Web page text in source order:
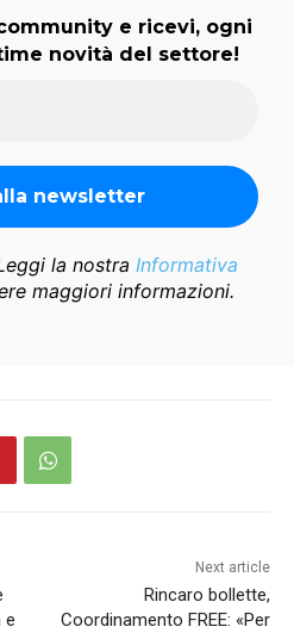
e ricevi, ogni
novità del settore!
la nostra Informativa
maggiori informazioni.
e
Next article
Rincaro bollette,
Coordinamento FREE: «Per